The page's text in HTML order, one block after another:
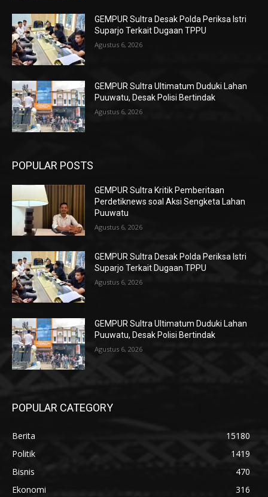
GEMPUR Sultra Desak Polda Periksa Istri
Suparjo Terkait Dugaan TPPU
Agustus 6, 2026
GEMPUR Sultra Ultimatum Duduki Lahan
Puuwatu, Desak Polisi Bertindak
Agustus 6, 2026
POPULAR POSTS
GEMPUR Sultra Kritik Pemberitaan
Perdetiknews soal Aksi Sengketa Lahan
Puuwatu
Agustus 6, 2026
GEMPUR Sultra Desak Polda Periksa Istri
Suparjo Terkait Dugaan TPPU
Agustus 6, 2026
GEMPUR Sultra Ultimatum Duduki Lahan
Puuwatu, Desak Polisi Bertindak
Agustus 6, 2026
POPULAR CATEGORY
Berita
15180
Politik
1419
Bisnis
470
Ekonomi
316